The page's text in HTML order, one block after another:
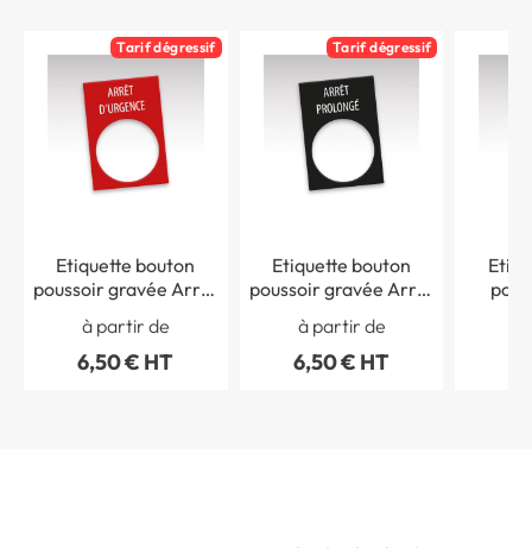
Tarif dégressif
Etiquette bouton
poussoir gravée Arrêt
d´urgence
à partir de
6,50 € HT
Tarif dégressif
Etiquette bouton
poussoir gravée Arrêt
prolongé
à partir de
6,50 € HT